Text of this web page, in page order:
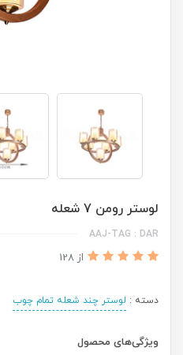
لوستر رومن 7 شعله
AAJ-TAG : DAR
از 128
دسته : لوستر چند شعله تمام چوب
ویژگی‌های محصول